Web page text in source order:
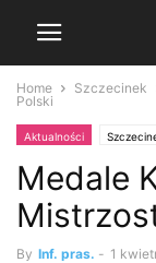
Home Szczecinek
Polski
Aktualności
Medale
By Inf. pras. - 1